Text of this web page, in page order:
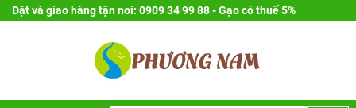
Đặt và giao hàng tận nơi: 0909 34 99 88 - Gạo có thuế 5%